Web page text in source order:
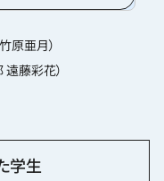
原亜月）
藤彩花）
学生